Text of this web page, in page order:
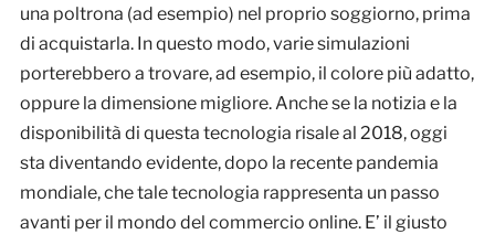
una poltrona (ad esempio) nel proprio soggiorno, prima
di acquistarla. In questo modo, varie simulazioni
porterebbero a trovare, ad esempio, il colore più adatto,
oppure la dimensione migliore. Anche se la notizia e la
disponibilità di questa tecnologia risale al 2018, oggi
sta diventando evidente, dopo la recente pandemia
mondiale, che tale tecnologia rappresenta un passo
avanti per il mondo del commercio online. E’ il giusto